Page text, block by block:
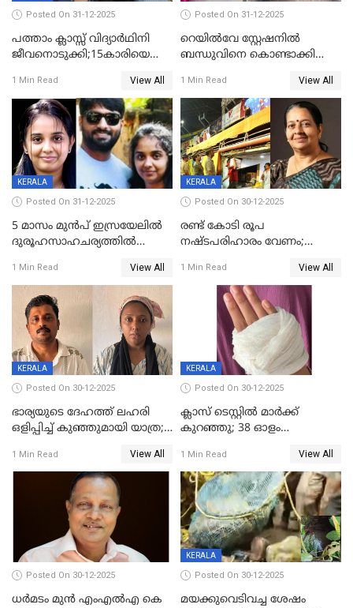
Posted On 31-12-2025
പത്താം ക്ലാസ്സ് വിദ്യാര്‍ഥിനി
ജീവനൊടുക്കി;15കാരിയെ
കിടപ്പുമുറിയില്‍ തൂങ്ങി മരിച്ച
നിലയിൽ
1 Min Read View All
Posted On 31-12-2025
റെയിൽവേ സ്റ്റേഷനിൽ
ബന്ധുവിനെ കൊണ്ടാക്കി
ലോറി സ്കൂട്ടറിൽ ഇടിച്ചു :
യുവതിക്ക് ദാരുണാന്ത്യം
1 Min Read View All
KERALA
Posted On 31-12-2025
5 മാസം മുൻപ് ഇസ്രയേലിൽ
ദുരൂഹസാഹചര്യത്തിൽ
മലയാളി യുവാവിന്റെ ഭാര്യയും
മരിച്ചു
1 Min Read View All
KERALA
Posted On 30-12-2025
രണ്ട് കോടി രൂപ
നഷ്ടപരിഹാരം വേണം;
നോട്ടീസയച്ച് ഉമാ തോമസ്
1 Min Read View All
KERALA
Posted On 30-12-2025
ഭാര്യയുടെ ദേഹത്ത് ലഹരി
ഒളിപ്പിച്ച് കുഞ്ഞുമായി യാത്ര;
പിടികൂടി പൊലീസ്
1 Min Read View All
KERALA
Posted On 30-12-2025
ക്ലാസ് ടെസ്റ്റിൽ മാർക്ക്
കുറഞ്ഞു; 38 ഓളം
സെന്ററിലെ അധ്യാപകന്‍
മർദിച്ചതായി പരാതി
1 Min Read View All
Posted On 30-12-2025
ധർമടം മുൻ എംഎല്‍എ കെ
KERALA
Posted On 30-12-2025
മയക്കുവെടിവച്ച ശേഷം